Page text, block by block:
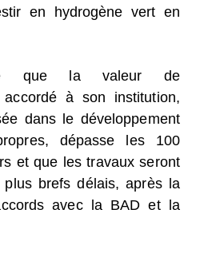
en hydrogène vert en
que la valeur de
accordé à son institution,
dans le développement
dépasse les 100
et que les travaux seront
brefs délais, après la
avec la BAD et la